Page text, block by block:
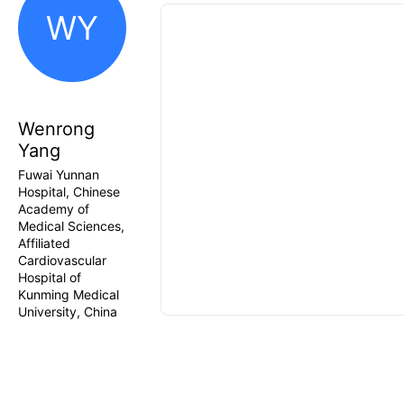
WY
Wenrong
Yang
Fuwai Yunnan
Hospital, Chinese
Academy of
Medical Sciences,
Affiliated
Cardiovascular
Hospital of
Kunming Medical
University, China